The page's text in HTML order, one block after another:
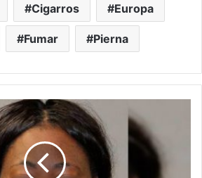
Cigarros Europa
Fumar Pierna